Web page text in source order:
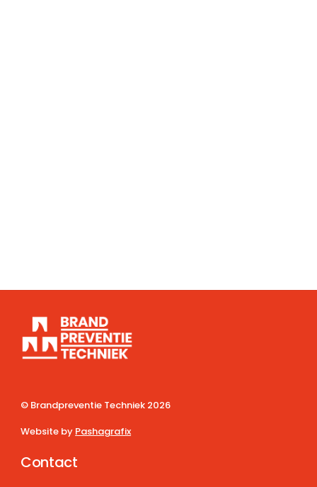
© Brandpreventie Techniek 2026
Website by Pashagrafix
Contact